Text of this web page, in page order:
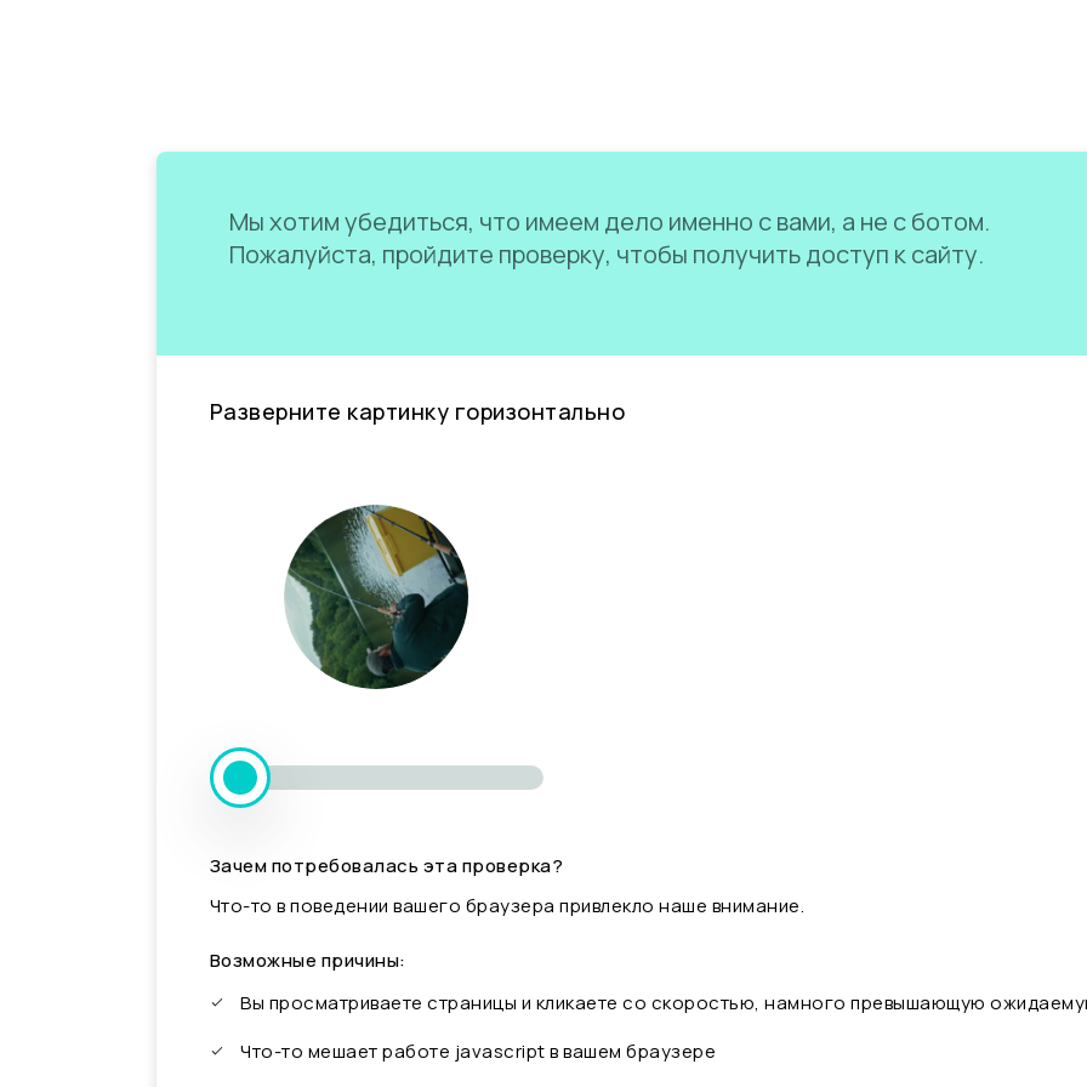
Мы хотим убедиться, что имеем дело именно с вами, а не с ботом.
Пожалуйста, пройдите проверку, чтобы получить доступ к сайту.
Разверните картинку горизонтально
Зачем потребовалась эта проверка?
Что-то в поведении вашего браузера привлекло наше внимание.
Возможные причины:
Вы просматриваете страницы и кликаете со скоростью, намного превышающую
Что-то мешает работе javascript в вашем браузере